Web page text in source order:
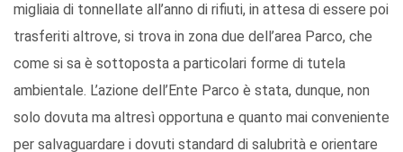
migliaia di tonnellate all’anno di rifiuti, in attesa di essere poi
trasferiti altrove, si trova in zona due dell’area Parco, che
come si sa è sottoposta a particolari forme di tutela
ambientale. L’azione dell’Ente Parco è stata, dunque, non
solo dovuta ma altresì opportuna e quanto mai conveniente
per salvaguardare i dovuti standard di salubrità e orientare